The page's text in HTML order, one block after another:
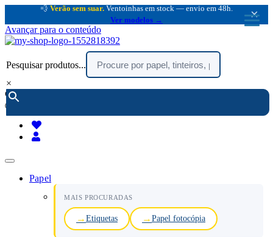
💨 Verão sem suar. Ventoinhas em stock — envio em 48h.
Ver modelos →
×
Avançar para o conteúdo
Pesquisar produtos...
×
encomendar por telefone :
(chamada rede fixa nacional)
Papel
MAIS PROCURADAS
Etiquetas Papel fotocópia